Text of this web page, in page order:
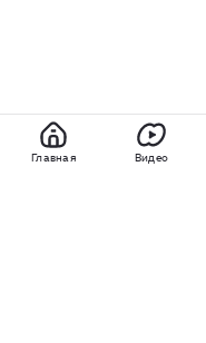
Главная Видео